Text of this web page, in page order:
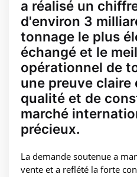
a réalisé un
d'environ 3
tonnage le plus
échangé et le
opérationnel de
une preuve claire
qualité et de
marché
précieux.
La demande soutenue a
vente et a reflété la forte